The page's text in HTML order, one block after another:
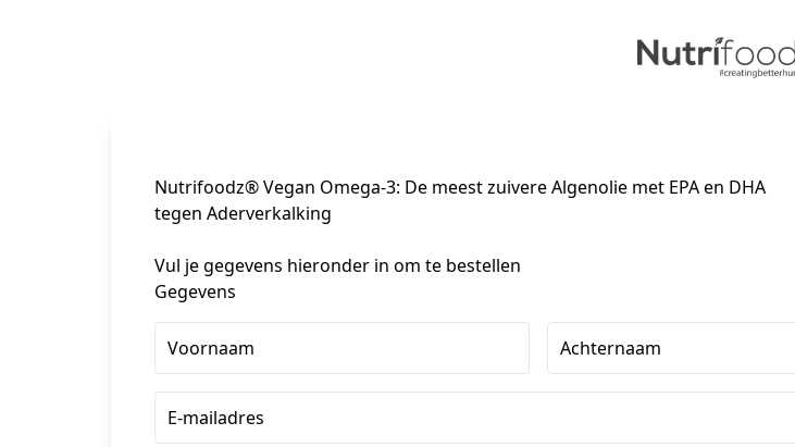
Nutrifoodz® Vegan Omega-3: De meest zuivere Algenolie met EPA en DHA
tegen Aderverkalking
Vul je gegevens hieronder in om te bestellen
Gegevens
Voornaam Achternaam
E-mailadres